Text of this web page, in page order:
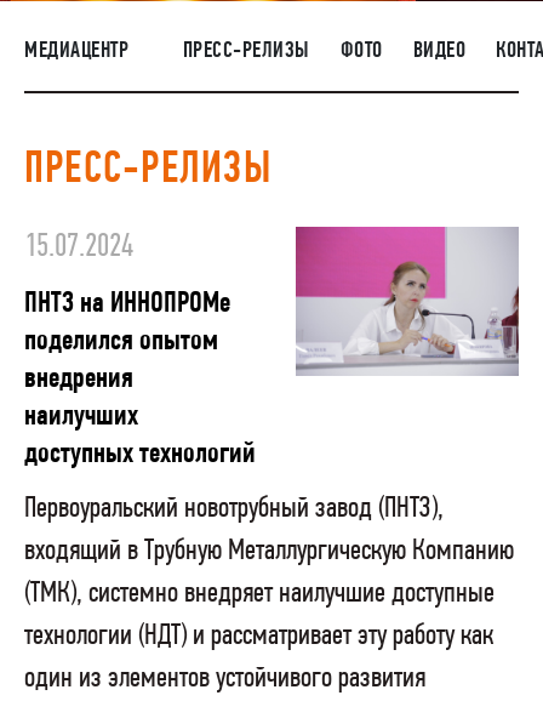
НАШИ ЛЮДИ
ОКРУЖАЮЩАЯ СРЕДА
ЗАКУПКИ
МЕДИАЦЕНТР ПРЕСС-РЕЛИЗЫ ФОТО ВИДЕО
ПРЕСС-РЕЛИЗЫ
15.07.2024
ПНТЗ на ИННОПРОМе
поделился опытом
внедрения
наилучших
доступных технологий
Первоуральский новотрубный завод (ПНТЗ),
входящий в Трубную Металлургическую Компанию
(ТМК), системно внедряет наилучшие доступные
технологии (НДТ) и рассматривает эту работу как
один из элементов устойчивого развития